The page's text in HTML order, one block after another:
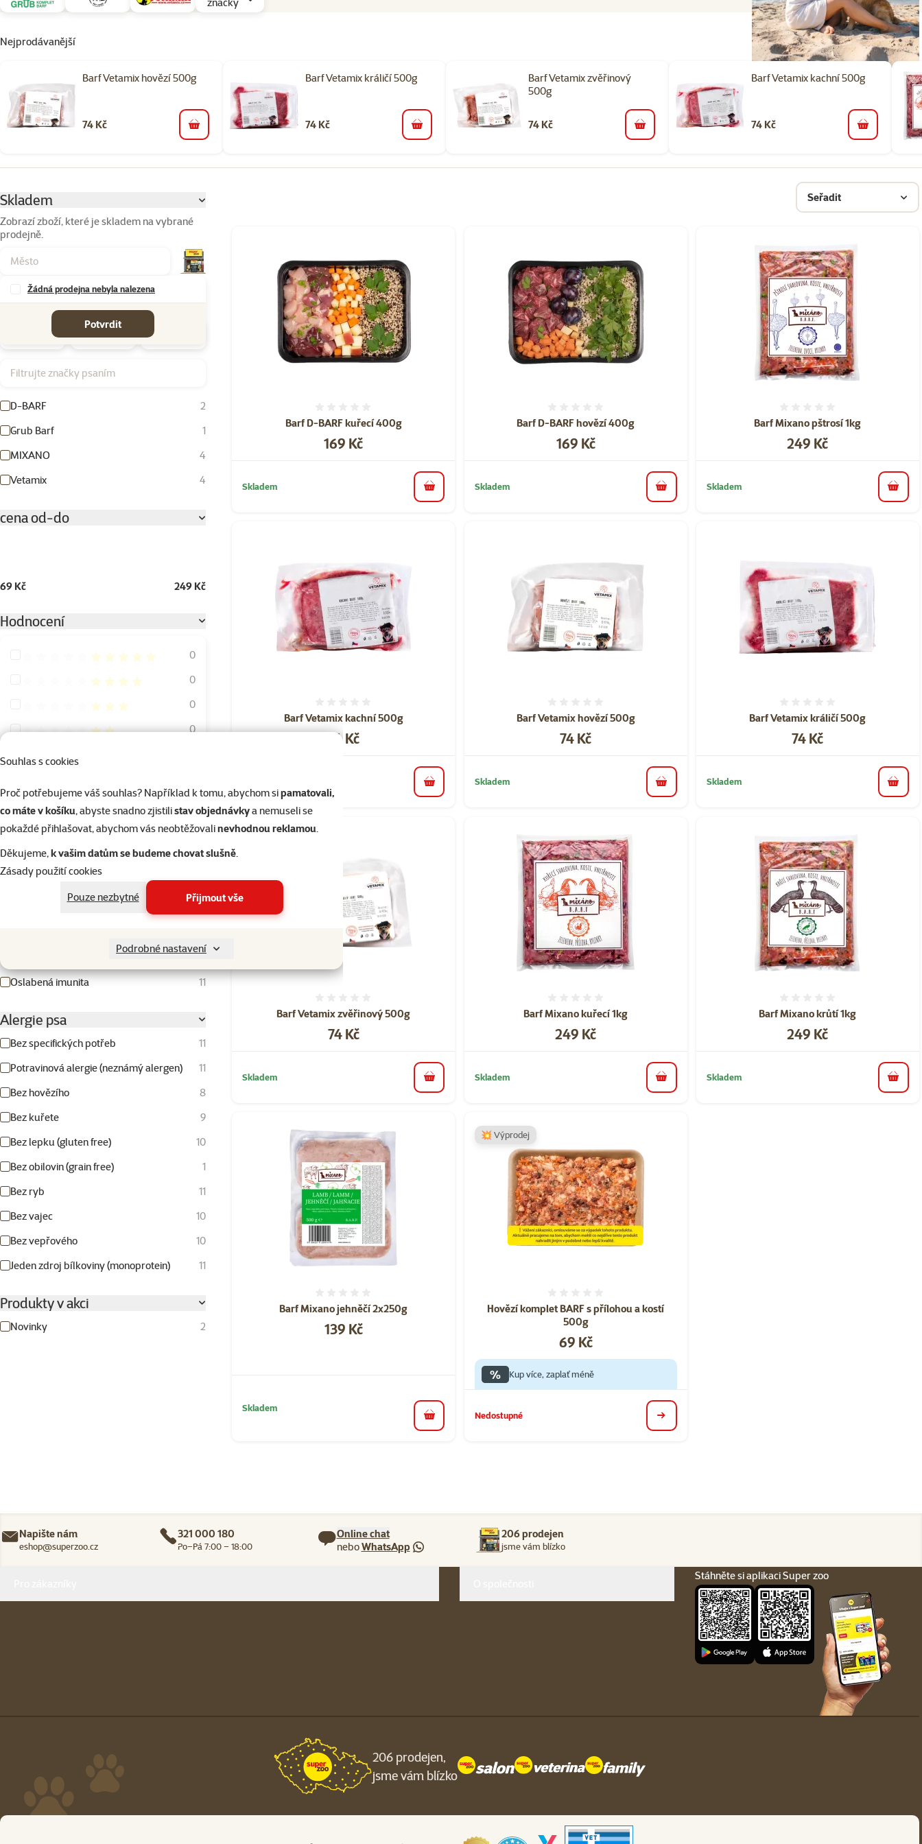
Souhlas s cookies
Proč potřebujeme váš souhlas? Například k tomu, abychom sipamatovali,
co máte v košíku, abyste snadno zjistilistav objednávkya nemuseli se
pokaždé přihlašovat, abychom vás neobtěžovalinevhodnou reklamou.
Děkujeme,k vašim datům se budeme chovat slušně.
Zásady použití cookies
Pouze nezbytné
Přijmout vše
Podrobné nastavení
Nejprodávanější
Barf Vetamix hovězí 500g
74 Kč do košíku
Barf Vetamix králičí 500g
74 Kč do košíku
Barf Vetamix zvěřinový
500g
74 Kč do košíku
Barf Vetamix kachní 500g
74 Kč do košíku
Skladem
Zobrazí zboží, které je skladem na vybrané
prodejně.
Žádná prodejna nebyla nalezena
Potvrdit
Filtrujte značky psaním
D-BARF
2
Grub Barf
1
MIXANO
4
Vetamix
4
cena od-do
69 Kč 249 Kč
Hodnocení
Hodnocení 100%
0
Hodnocení 80%
0
Hodnocení 60%
0
Hodnocení 40%
0
Stáří psa
Štěně Dospělý
Zdravotní omezení psa
Citlivé trávení a zažívání
11
Oslabená imunita
11
Alergie psa
Bez specifických potřeb
11
Potravinová alergie (neznámý alergen)
11
Bez hovězího
8
Bez kuřete
9
Bez lepku (gluten free)
10
Bez obilovin (grain free)
1
Bez ryb
11
Bez vajec
10
Bez vepřového
10
Jeden zdroj bílkoviny (monoprotein)
11
Produkty v akci
Novinky 2
Seřadit
Barf D-BARF kuřecí 400g
Cena
169 Kč
Skladem do košíku
Barf D-BARF hovězí 400g
Cena
169 Kč
Skladem do košíku
Barf Mixano pštrosí 1kg
Cena
249 Kč
Skladem do
Barf Vetamix kachní 500g
Cena
74 Kč
do košíku
Barf Vetamix hovězí 500g
Cena
74 Kč
Skladem do košíku
Barf Vetamix králičí 500g
Cena
74 Kč
Skladem do
Barf Vetamix zvěřinový 500g
Cena
74 Kč
Skladem do košíku
Barf Mixano kuřecí 1kg
Cena
249 Kč
Skladem do košíku
Barf Mixano krůtí 1kg
Cena
249 Kč
Skladem do
Barf Mixano jehněčí 2x250g
Cena
139 Kč
Skladem
do košíku
Hovězí komplet BARF s přílohou a kostí
500g
Cena
69 Kč
💥 Výprodej
% Kup více, zaplať méně
Nedostupné detail
Napište nám
eshop@superzoo.cz
321 000 180
Po–Pá 7:00 – 18:00
Online chat
neboWhatsApp
206 prodejen
jsme vám blízko
Stáhněte si aplikaci Super zoo
206 prodejen,
jsme vám blízko